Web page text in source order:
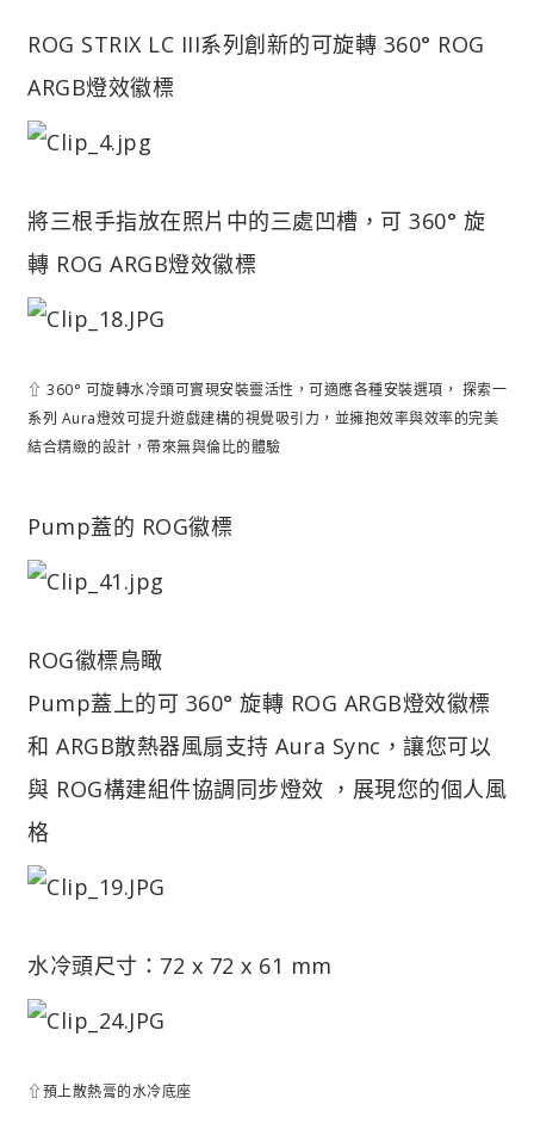
ROG STRIX LC III系列創新的可旋轉 360° ROG
ARGB燈效徽標
將三根手指放在照片中的三處凹槽，可 360° 旋
轉 ROG ARGB燈效徽標
⇧ 360° 可旋轉水冷頭可實現安裝靈活性，可適應各種安裝選項， 探索一
系列 Aura燈效可提升遊戲建構的視覺吸引力，並擁抱效率與效率的完美
結合精緻的設計，帶來無與倫比的體驗
Pump蓋的 ROG徽標
ROG徽標鳥瞰
Pump蓋上的可 360° 旋轉 ROG ARGB燈效徽標
和 ARGB散熱器風扇支持 Aura Sync，讓您可以
與 ROG構建組件協調同步燈效 ，展現您的個人風
格
水冷頭尺寸：72 x 72 x 61 mm
⇧預上散熱膏的水冷底座